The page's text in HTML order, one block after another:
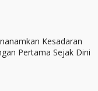
Kesadaran
Pertama Sejak Dini